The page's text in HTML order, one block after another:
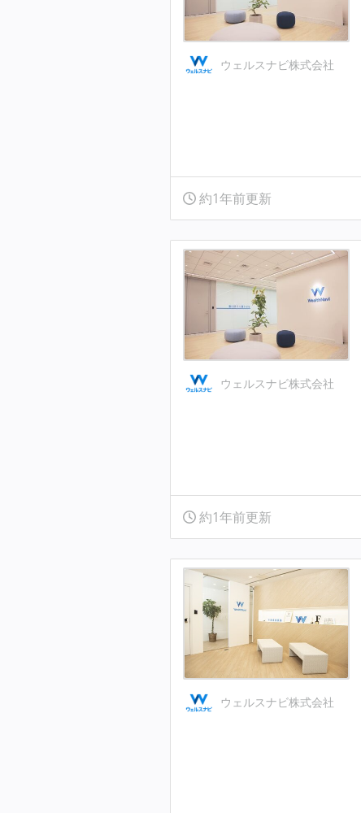
ウェルスナビ株式会社
約1年前更新
ウェルスナビ株式会社
約1年前更新
ウェルスナビ株式会社